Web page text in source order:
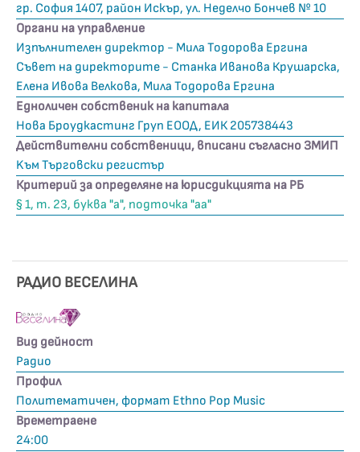
гр. София 1407, район Искър, ул. Неделчо Бончев № 10
Органи на управление
Изпълнителен директор - Мила Тодорова Ергина
Съвет на директорите - Станка Иванова Крушарска,
Елена Ивова Велкова, Мила Тодорова Ергина
Едноличен собственик на капитала
Нова Броудкастинг Груп ЕООД, ЕИК 205738443
Действителни собственици, вписани съгласно ЗМИП
Kъм Търговски регистър
Критерий за определяне на юрисдикцията на РБ
§ 1, т. 23, буква "а", подточка "аа"
РАДИО ВЕСЕЛИНА
Вид дейност
Радио
Профил
Политематичен, формат Ethno Pop Music
Времетраене
24:00